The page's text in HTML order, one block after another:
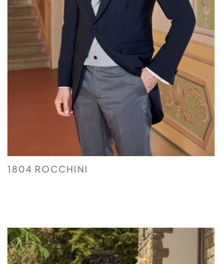
1804 ROCCHINI